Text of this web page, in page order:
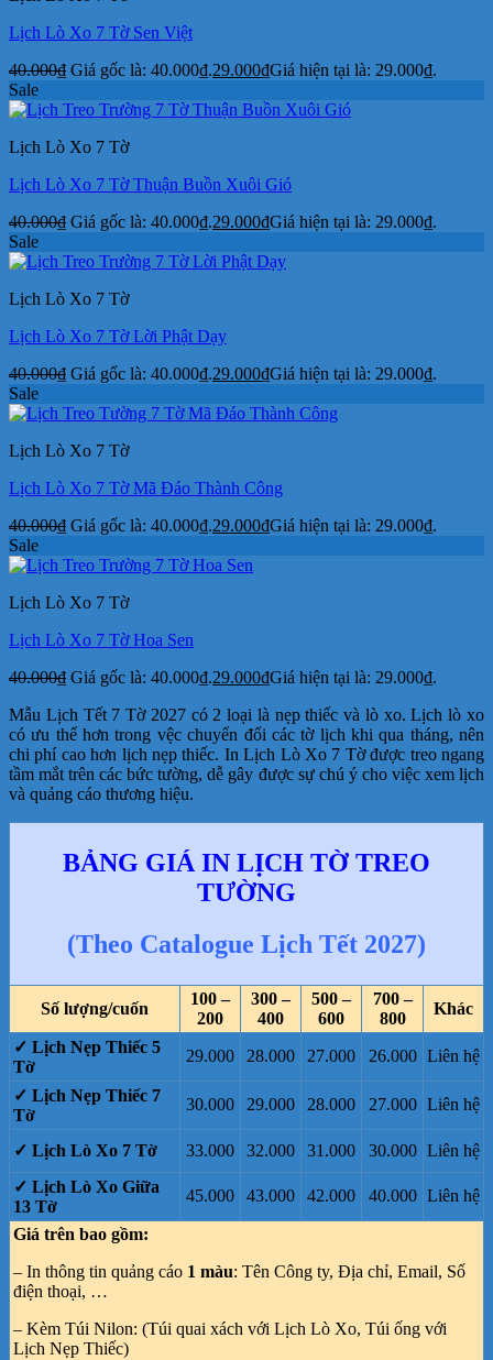
Lịch Lò Xo 7 Tờ Sen Việt
40.000₫ Giá gốc là: 40.000₫.29.000₫Giá hiện tại là: 29.000₫.
Sale
Lịch Lò Xo 7 Tờ
Lịch Lò Xo 7 Tờ Thuận Buồn Xuôi Gió
40.000₫ Giá gốc là: 40.000₫.29.000₫Giá hiện tại là: 29.000₫.
Sale
Lịch Lò Xo 7 Tờ
Lịch Lò Xo 7 Tờ Lời Phật Dạy
40.000₫ Giá gốc là: 40.000₫.29.000₫Giá hiện tại là: 29.000₫.
Sale
Lịch Lò Xo 7 Tờ
Lịch Lò Xo 7 Tờ Mã Đáo Thành Công
40.000₫ Giá gốc là: 40.000₫.29.000₫Giá hiện tại là: 29.000₫.
Sale
Lịch Lò Xo 7 Tờ
Lịch Lò Xo 7 Tờ Hoa Sen
40.000₫ Giá gốc là: 40.000₫.29.000₫Giá hiện tại là: 29.000₫.
Mẫu Lịch Tết 7 Tờ 2027 có 2 loại là nẹp thiếc và lò xo. Lịch lò xo
có ưu thế hơn trong vệc chuyển đổi các tờ lịch khi qua tháng, nên
chi phí cao hơn lịch nẹp thiếc. In Lịch Lò Xo 7 Tờ được treo ngang
tầm mắt trên các bức tường, dễ gây được sự chú ý cho việc xem lịch
và quảng cáo thương hiệu.
BẢNG GIÁ IN LỊCH TỜ TREO
TƯỜNG
(Theo Catalogue Lịch Tết 2027)
Số lượng/cuốn
100 –
200
300 –
400
500 –
600
700 –
800
Khác
✓ Lịch Nẹp Thiếc 5
Tờ
29.000 28.000 27.000 26.000 Liên hệ
✓ Lịch Nẹp Thiếc 7
Tờ
30.000 29.000 28.000 27.000 Liên hệ
✓ Lịch Lò Xo 7 Tờ 33.000 32.000 31.000 30.000 Liên hệ
✓ Lịch Lò Xo Giữa
13 Tờ
45.000 43.000 42.000 40.000 Liên hệ
Giá trên bao gồm:
– In thông tin quảng cáo 1 màu: Tên Công ty, Địa chỉ, Email, Số
điện thoại, …
– Kèm Túi Nilon: (Túi quai xách với Lịch Lò Xo, Túi ống với
Lịch Nẹp Thiếc)